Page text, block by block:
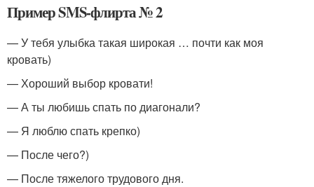
Пример SMS-флирта № 2
— У тебя улыбка такая широкая … почти как моя
кровать)
— Хороший выбор кровати!
— А ты любишь спать по диагонали?
— Я люблю спать крепко)
— После чего?)
— После тяжелого трудового дня.